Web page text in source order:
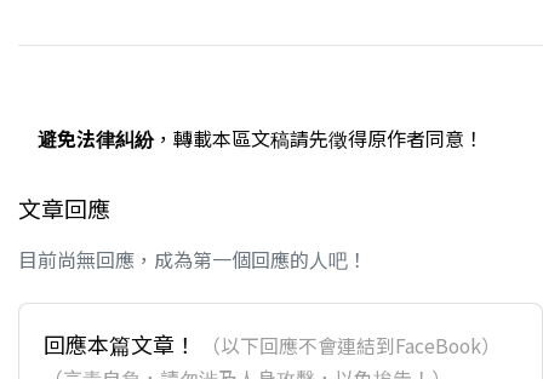
避免法律糾紛，轉載本區文稿請先徵得原作者同意！
文章回應
目前尚無回應，成為第一個回應的人吧！
回應本篇文章！
（以下回應不會連結到FaceBook）